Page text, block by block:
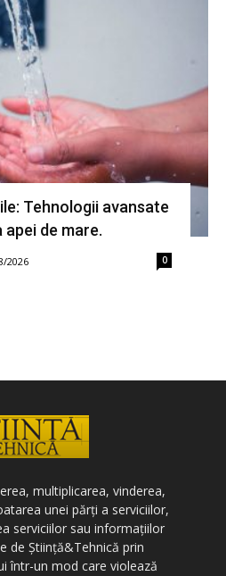
Tehnologii avansate
apei de mare.
2026 0
multiplicarea, vinderea,
unei părți a serviciilor,
serviciilor sau informațiilor
de Știință&Tehnică prin
într-un mod care violează